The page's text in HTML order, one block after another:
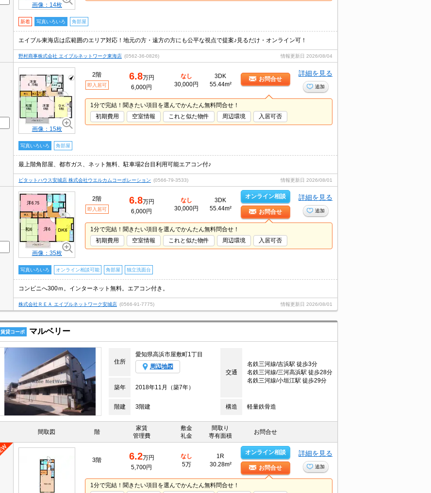
画像：14枚
新着 写真いろいろ 角部屋
エイブル東海店は広範囲のエリア対応！地元の方・遠方の方にも公平な視点で提案♪見るだけ・オンライン可！
野村商事株式会社 エイブルネットワーク東海店 (0562-36-0826) 情報更新日 2026/08/04
画像：15枚
2階
即入居可
6.8万円
6,000円
なし
30,000円
3DK
55.44m²
お問合せ
詳細を見る
追加
1分で完結！聞きたい項目を選んでかんたん無料問合せ！
初期費用
空室情報 これと似た物件 周辺環境 入居可否
写真いろいろ 角部屋
最上階角部屋、都市ガス、ネット無料、駐車場2台目利用可能エアコン付♪
ピタットハウス安城店 株式会社ウエルカムコーポレーション (0566-79-3533) 情報更新日 2026/08/01
画像：35枚
2階
即入居可
6.8万円
6,000円
なし
30,000円
3DK
55.44m²
オンライン相談
お問合せ
詳細を見る
追加
1分で完結！聞きたい項目を選んでかんたん無料問合せ！
初期費用
空室情報 これと似た物件 周辺環境 入居可否
写真いろいろ オンライン相談可能 角部屋 独立洗面台
コンビニへ300ｍ。インターネット無料。エアコン付き。
株式会社ＲＥＡ エイブルネットワーク安城店 (0566-91-7775) 情報更新日 2026/08/01
賃貸コーポ マルベリー
住所
愛知県高浜市屋敷町1丁目
周辺地図
交通
名鉄三河線/吉浜駅 徒歩3分
名鉄三河線/三河高浜駅 徒歩28分
名鉄三河線/小垣江駅 徒歩29分
築年
2018年11月（築7年）
階建 3階建 構造 軽量鉄骨造
間取図 階
家賃
管理費
敷金
礼金
間取り
専有面積
お問合せ
3階 6.2万円
5,700円
なし
5万
1R
30.28m²
オンライン相談
お問合せ
詳細を見る
追加
1分で完結！聞きたい項目を選んでかんたん無料問合せ！